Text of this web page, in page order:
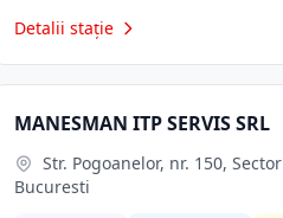
Detalii stație
MANESMAN ITP SERVIS SRL
Bucuresti